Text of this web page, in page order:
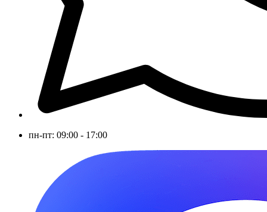
пн-пт: 09:00 - 17:00